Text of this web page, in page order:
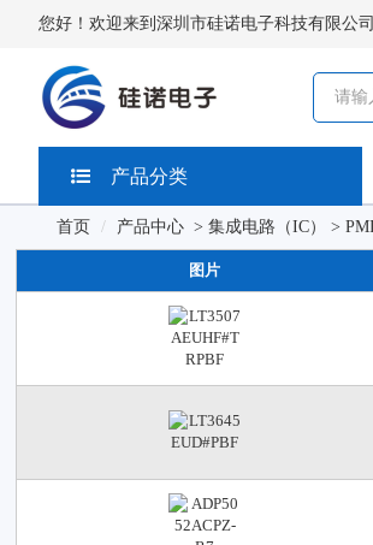
您好！欢迎来到深圳市硅诺电子科技有限公
产品分类
首页 产品中心 > 集成电路（IC） >
图片